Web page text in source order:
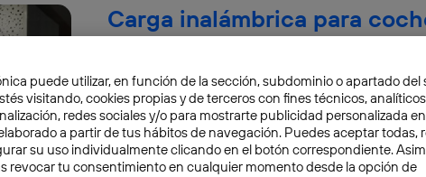
Carga inalámbrica para
suficientemente madura
Nos guste o no Elon Musk, en especial sus
no podemos negar que ha sabido poner el ojo
José María López
puede utilizar, en función de la sección, subdominio o apartado del
visitando, cookies propias y de terceros con fines técnicos,
redes sociales y/o para mostrarte publicidad personalizada
a partir de tus hábitos de navegación. Puedes aceptar todas,
su uso individualmente clicando en el botón correspondiente.
revocar tu consentimiento en cualquier momento desde la opción de